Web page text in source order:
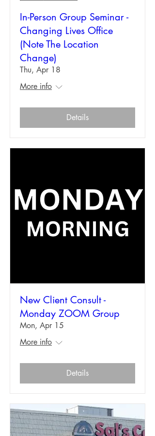
In-Person Group Seminar -
Changing Lives Office
(Note The Location
Change)
Thu, Apr 18
More info
Details
New Client Consult -
Monday ZOOM Group
Mon, Apr 15
More info
Details